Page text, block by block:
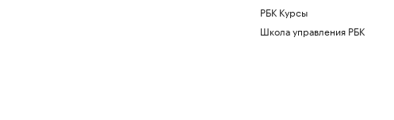
РБК Курсы
Школа управления РБК